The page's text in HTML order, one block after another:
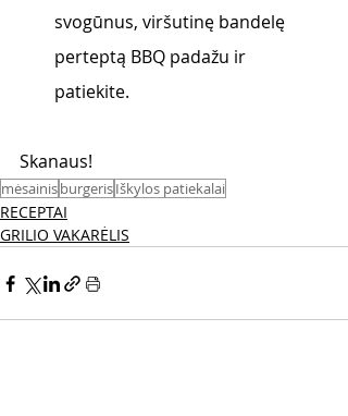
svogūnus, viršutinę bandelę
perteptą BBQ padažu ir
patiekite.
Skanaus!
mėsainisburgerisIškylos patiekalai
RECEPTAI
GRILIO VAKARĖLIS